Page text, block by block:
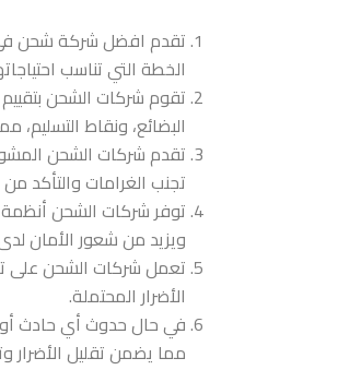
تقدم افضل شركة شحن فى
الخطة التي تناسب
تقوم شركات الشحن
البضائع، ونقاط
تقدم شركات الشحن
تجنب الغرامات والتأكد من
توفر شركات الشحن أنظمة
ويزيد من شعور الأمان
تعمل شركات الشحن على
الأضرار المحتملة.
في حال حدوث أي حادث أو
مما يضمن تقليل الأضرار